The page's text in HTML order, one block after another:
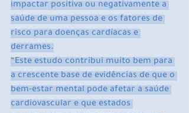
impactar positiva ou negativamente a
saúde de uma pessoa e os fatores de
risco para doenças cardíacas e
derrames.
“Este estudo contribui muito bem para
a crescente base de evidências de que o
bem-estar mental pode afetar a saúde
cardiovascular e que estados